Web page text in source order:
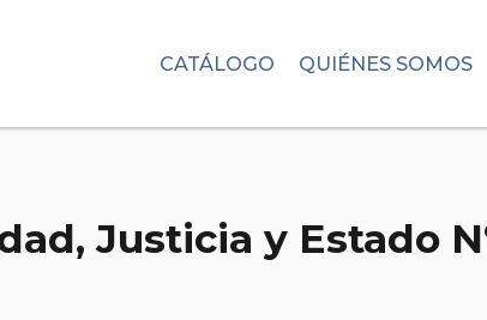
CATÁLOGO QUIÉNES SOMOS
Justicia y Estado